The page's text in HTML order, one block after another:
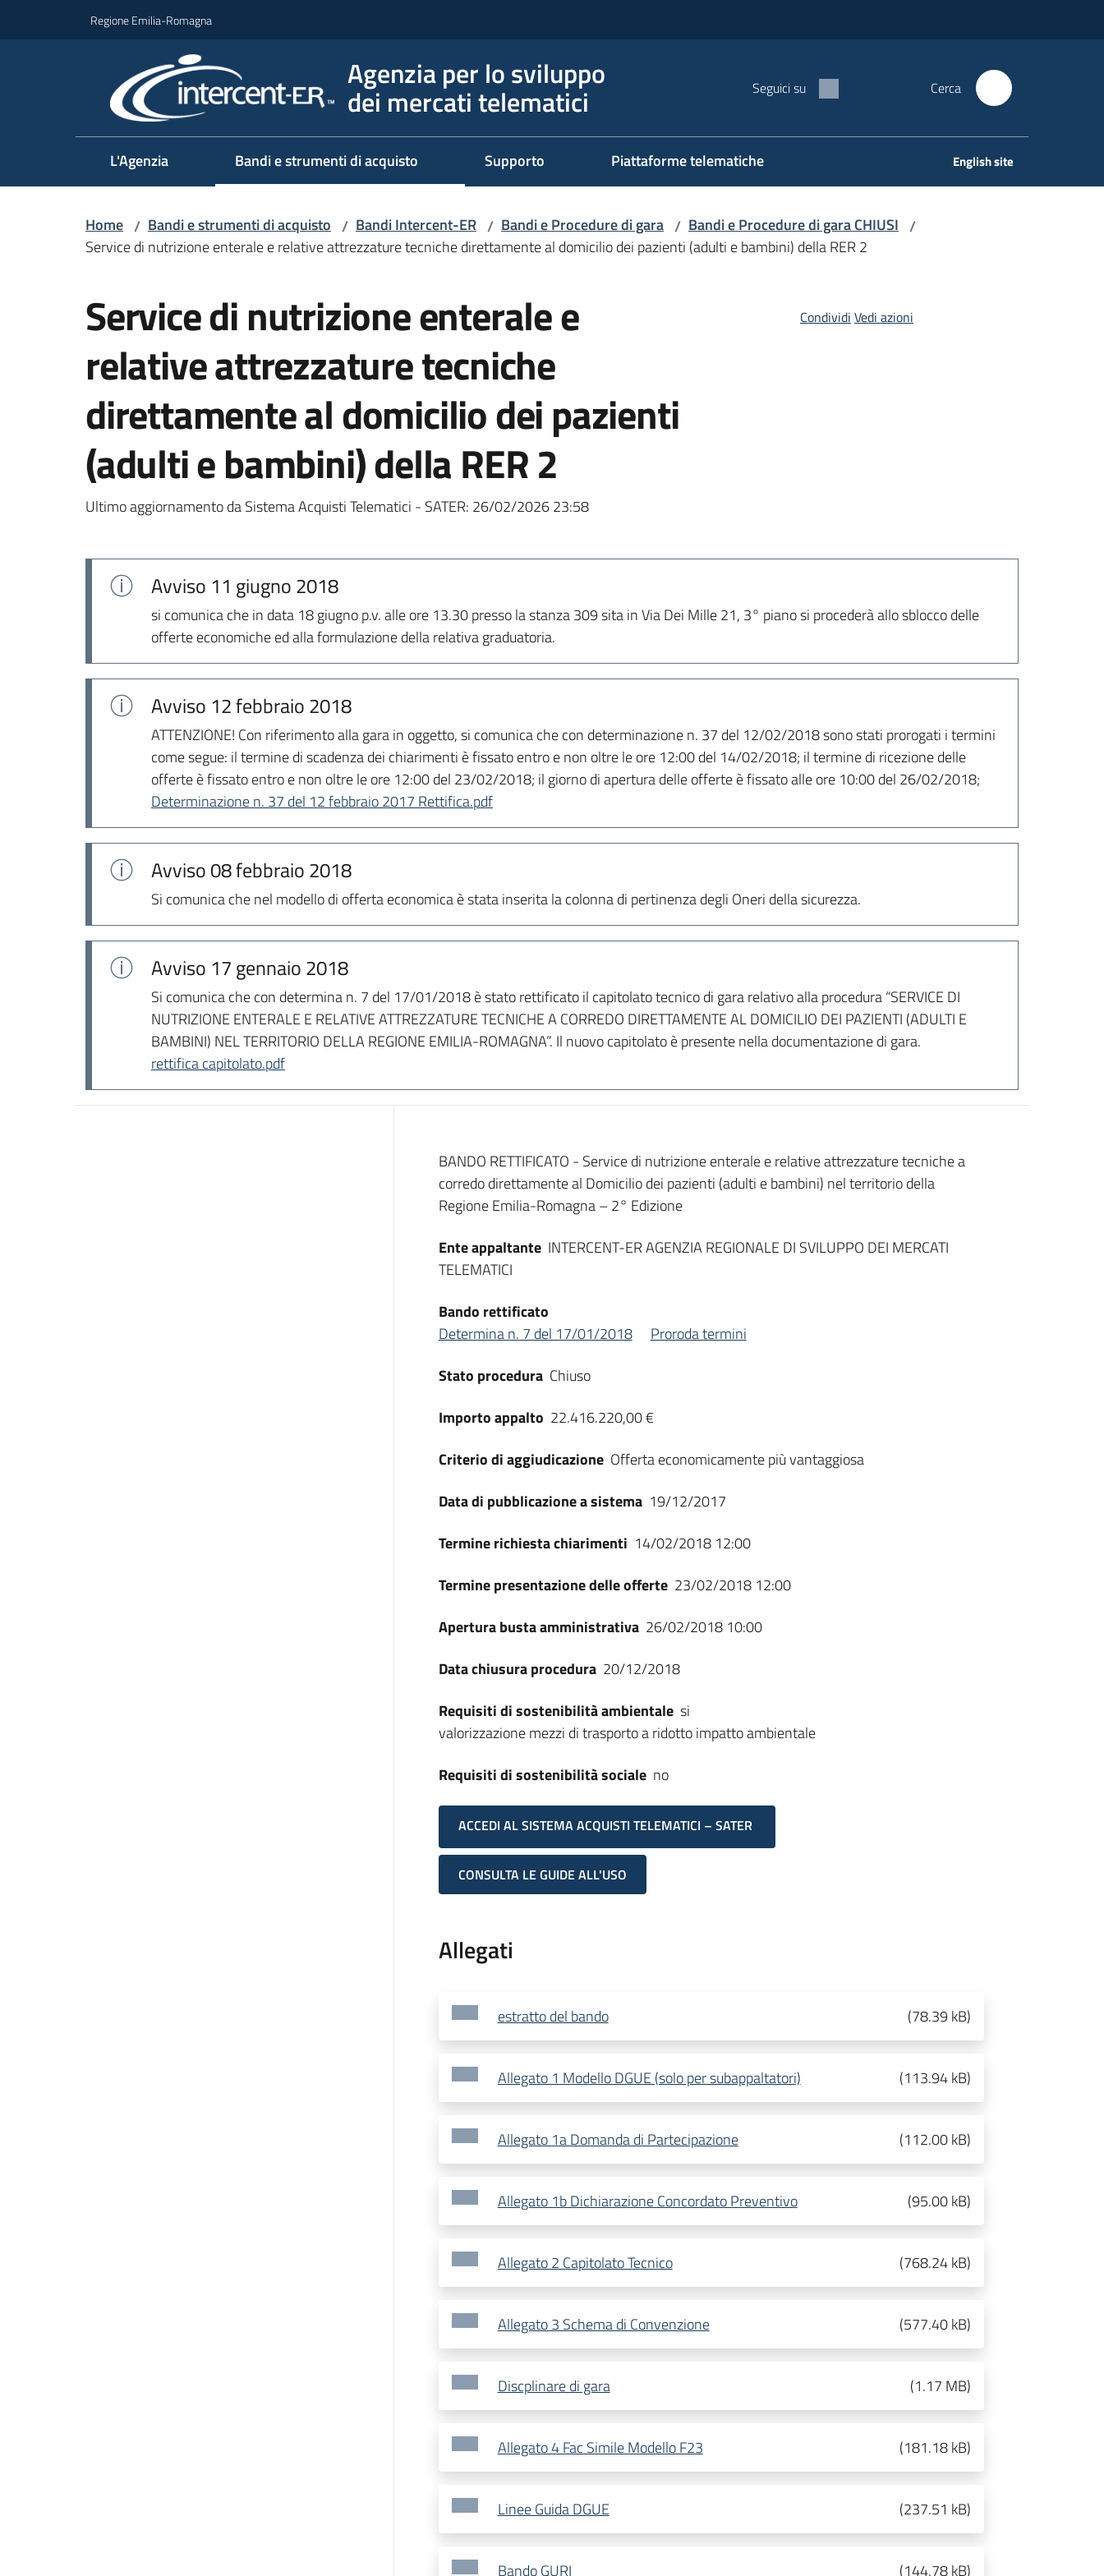
Regione Emilia-Romagna
Agenzia per lo sviluppo
dei mercati telematici Seguici su Cerca
L'Agenzia Bandi e strumenti di acquisto Supporto Piattaforme telematiche English site
Home / Bandi e strumenti di acquisto / Bandi Intercent-ER / Bandi e Procedure di gara / Bandi e Procedure di gara CHIUSI /
Service di nutrizione enterale e relative attrezzature tecniche direttamente al domicilio dei pazienti (adulti e bambini) della RER 2
Service di nutrizione enterale e
relative attrezzature tecniche
direttamente al domicilio dei pazienti
(adulti e bambini) della RER 2
Ultimo aggiornamento da Sistema Acquisti Telematici - SATER: 26/02/2026 23:58
Condividi Vedi azioni
Avviso 11 giugno 2018
si comunica che in data 18 giugno p.v. alle ore 13.30 presso la stanza 309 sita in Via Dei Mille 21, 3° piano si procederà allo sblocco delle
offerte economiche ed alla formulazione della relativa graduatoria.
Avviso 12 febbraio 2018
ATTENZIONE! Con riferimento alla gara in oggetto, si comunica che con determinazione n. 37 del 12/02/2018 sono stati prorogati i termini
come segue: il termine di scadenza dei chiarimenti è fissato entro e non oltre le ore 12:00 del 14/02/2018; il termine di ricezione delle
offerte è fissato entro e non oltre le ore 12:00 del 23/02/2018; il giorno di apertura delle offerte è fissato alle ore 10:00 del 26/02/2018;
Determinazione n. 37 del 12 febbraio 2017 Rettifica.pdf
Avviso08 febbraio 2018
Si comunica che nel modello di offerta economica è stata inserita la colonna di pertinenza degli Oneri della sicurezza.
Avviso 17 gennaio 2018
Si comunica che con determina n. 7 del 17/01/2018 è stato rettificato il capitolato tecnico di gara relativo alla procedura “SERVICE DI
NUTRIZIONE ENTERALE E RELATIVE ATTREZZATURE TECNICHE A CORREDO DIRETTAMENTE AL DOMICILIO DEI PAZIENTI (ADULTI E
BAMBINI) NEL TERRITORIO DELLA REGIONE EMILIA-ROMAGNA”. Il nuovo capitolato è presente nella documentazione di gara.
rettifica capitolato.pdf
Dati del bando
BANDO RETTIFICATO - Service di nutrizione enterale e relative attrezzature tecniche a
corredo direttamente al Domicilio dei pazienti (adulti e bambini) nel territorio della
Regione Emilia-Romagna – 2° Edizione
Ente appaltante INTERCENT-ER AGENZIA REGIONALE DI SVILUPPO DEI MERCATI
TELEMATICI
Bando rettificato
Determina n. 7 del 17/01/2018
Proroda termini
Stato procedura Chiuso
Importo appalto 22.416.220,00 €
Criterio di aggiudicazione Offerta economicamente più vantaggiosa
Data di pubblicazione a sistema 19/12/2017
Termine richiesta chiarimenti 14/02/2018 12:00
Termine presentazione delle offerte 23/02/2018 12:00
Apertura busta amministrativa 26/02/2018 10:00
Data chiusura procedura 20/12/2018
Requisiti di sostenibilità ambientale si
valorizzazione mezzi di trasporto a ridotto impatto ambientale
Requisiti di sostenibilità sociale no
ACCEDI AL SISTEMA ACQUISTI TELEMATICI – SATER
CONSULTA LE GUIDE ALL'USO
Allegati
estratto del bando (78.39 kB)
Allegato 1 Modello DGUE (solo per subappaltatori) (113.94 kB)
Allegato 1a Domanda di Partecipazione (112.00 kB)
Allegato 1b Dichiarazione Concordato Preventivo (95.00 kB)
Allegato 2 Capitolato Tecnico (768.24 kB)
Allegato 3 Schema di Convenzione (577.40 kB)
Discplinare di gara (1.17 MB)
Allegato 4 Fac Simile Modello F23 (181.18 kB)
Linee Guida DGUE (237.51 kB)
Bando GURI (144.78 kB)